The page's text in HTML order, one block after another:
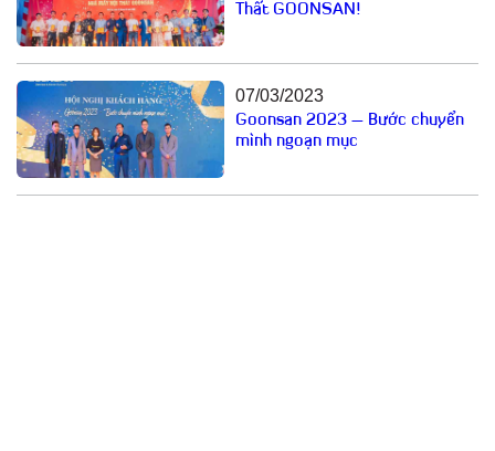
Thất GOONSAN!
07/03/2023
Goonsan 2023 – Bước chuyển
mình ngoạn mục